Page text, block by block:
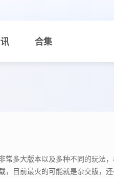
合集
常多大版本以及多种不同的玩法
，目前最火的可能就是杂交版，